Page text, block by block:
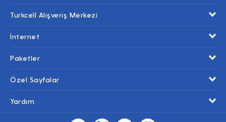
Turkcell Alışveriş Merkezi
İnternet
Paketler
Özel Sayfalar
Yardım